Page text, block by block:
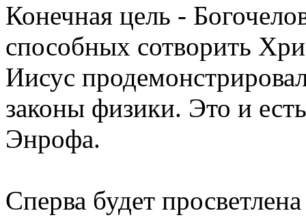
Конечная цель -
способных сотворить
Иисус
законы физики. Это и
Энрофа.
Сперва будет